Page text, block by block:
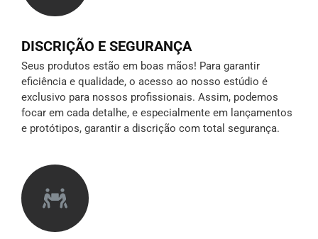
DISCRIÇÃO E SEGURANÇA
Seus produtos estão em boas mãos! Para garantir
eficiência e qualidade, o acesso ao nosso estúdio é
exclusivo para nossos profissionais. Assim, podemos
focar em cada detalhe, e especialmente em lançamentos
e protótipos, garantir a discrição com total segurança.